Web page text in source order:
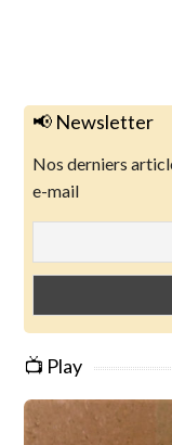
📢 Newsletter
Nos derniers
e-mail
📺 Play